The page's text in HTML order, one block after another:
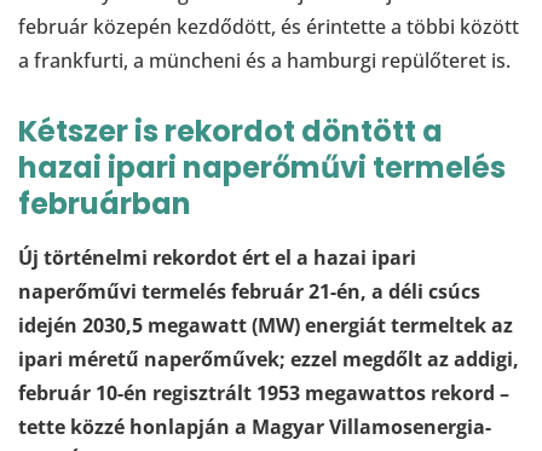
február közepén kezdődött, és érintette a többi között
a frankfurti, a müncheni és a hamburgi repülőteret is.
Kétszer is rekordot döntött a
hazai ipari naperőművi termelés
februárban
Új történelmi rekordot ért el a hazai ipari
naperőművi termelés február 21-én, a déli csúcs
idején 2030,5 megawatt (MW) energiát termeltek az
ipari méretű naperőművek; ezzel megdőlt az addigi,
február 10-én regisztrált 1953 megawattos rekord –
tette közzé honlapján a Magyar Villamosenergia-